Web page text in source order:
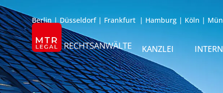
Berlin | Düsseldorf| Frankfurt | Hamburg | Köln |
KANZLEI
ÜBER UNS
TEAM